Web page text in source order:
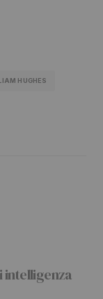
HUGHES
*
intelligenza